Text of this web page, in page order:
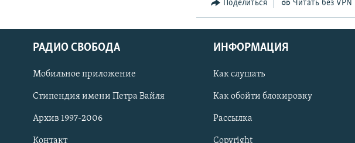
СОЦИАЛЬНЫЕ СЕТИ
Поделиться Читать без VPN
РАДИО СВОБОДА
Мобильное приложение
Стипендия имени Петра Вайля
Архив 1997-2006
Контакт
ИНФОРМАЦИЯ
Как слушать
Как обойти блокировку
Рассылка
Copyright